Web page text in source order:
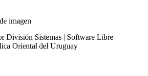
División Sistemas | Software Libre
Oriental del Uruguay